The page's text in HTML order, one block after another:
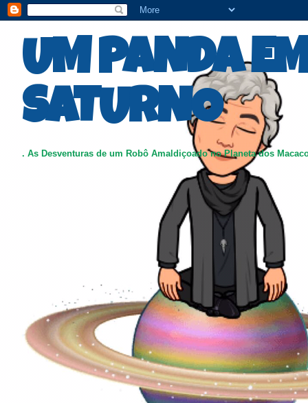
UM PANDA
SATURNO
. As Desventuras de um Robô Amaldiçoado no Planeta dos